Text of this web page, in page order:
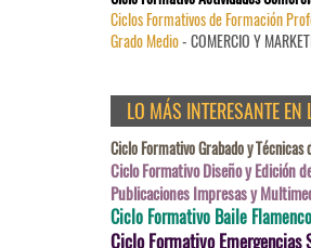
Ciclos Formativos de Formación
Grado Medio- COMERCIO Y
LO MÁS INTERESANTE EN
Ciclo Formativo Grabado y Técnicas
Ciclo Formativo Diseño y Edición
Publicaciones Impresas y
Ciclo Formativo Baile Flamenco
Ciclo Formativo Emergencias